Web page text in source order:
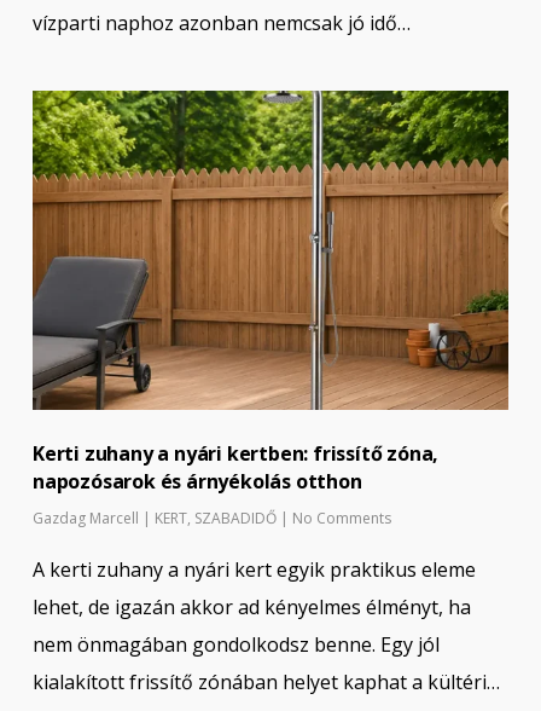
vízparti naphoz azonban nemcsak jó idő…
Kerti zuhany a nyári kertben: frissítő zóna,
napozósarok és árnyékolás otthon
Gazdag Marcell | KERT, SZABADIDŐ | No Comments
A kerti zuhany a nyári kert egyik praktikus eleme
lehet, de igazán akkor ad kényelmes élményt, ha
nem önmagában gondolkodsz benne. Egy jól
kialakított frissítő zónában helyet kaphat a kültéri…